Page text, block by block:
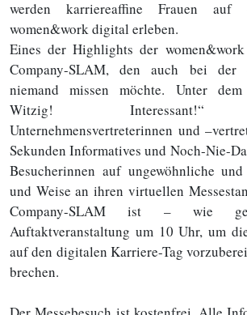
werden karriereaffine Frauen auf
women&work digital erleben.
Eines der Highlights der
Company-SLAM, den auch bei der
niemand missen möchte. Unter
Witzig! Interessant!“
Unternehmensvertreterinnen und
Sekunden Informatives und Noch-Nie-
Besucherinnen auf ungewöhnliche
und Weise an ihren virtuellen
Company-SLAM ist – wie
Auftaktveranstaltung um 10 Uhr, um
auf den digitalen Karriere-Tag
brechen.